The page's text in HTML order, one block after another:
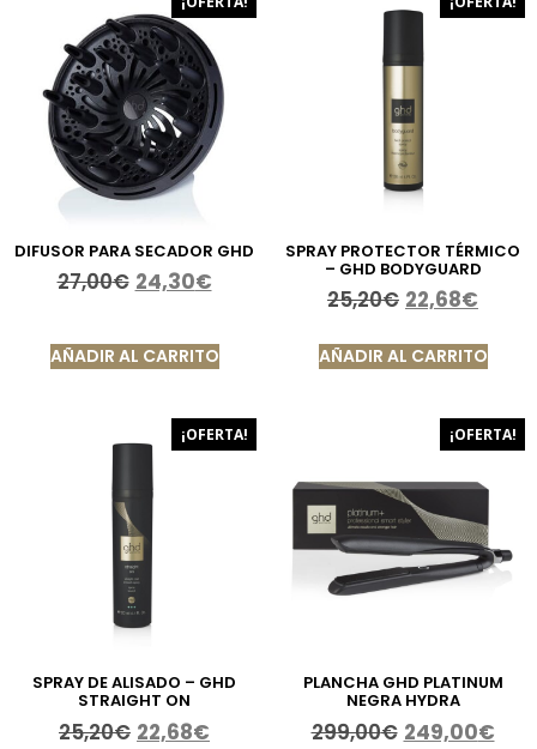
DIFUSOR PARA SECADOR GHD
27,00€ 24,30€
AÑADIR AL CARRITO
SPRAY PROTECTOR TÉRMICO
– GHD BODYGUARD
25,20€ 22,68€
AÑADIR AL CARRITO
¡OFERTA!
SPRAY DE ALISADO – GHD
STRAIGHT ON
25,20€ 22,68€
¡OFERTA!
PLANCHA GHD PLATINUM
NEGRA HYDRA
299,00€ 249,00€